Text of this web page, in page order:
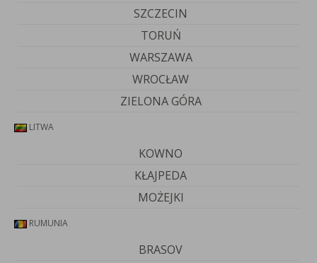
SZCZECIN
TORUŃ
WARSZAWA
WROCŁAW
ZIELONA GÓRA
LITWA
KOWNO
KŁAJPEDA
MOŻEJKI
RUMUNIA
BRASOV